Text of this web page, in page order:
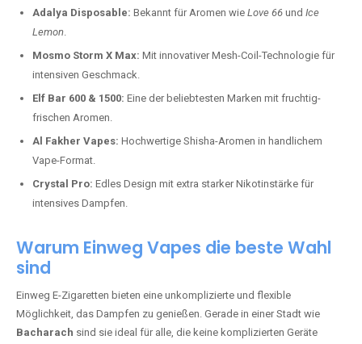
Adalya Disposable: Bekannt für Aromen wie Love 66 und Ice
Lemon.
Mosmo Storm X Max: Mit innovativer Mesh-Coil-Technologie für
intensiven Geschmack.
Elf Bar 600 & 1500: Eine der beliebtesten Marken mit fruchtig-
frischen Aromen.
Al Fakher Vapes: Hochwertige Shisha-Aromen in handlichem
Vape-Format.
Crystal Pro: Edles Design mit extra starker Nikotinstärke für
intensives Dampfen.
Warum Einweg Vapes die beste Wahl
sind
Einweg E-Zigaretten bieten eine unkomplizierte und flexible
Möglichkeit, das Dampfen zu genießen. Gerade in einer Stadt wie
Bacharach sind sie ideal für alle, die keine komplizierten Geräte